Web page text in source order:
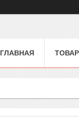
ГЛАВНАЯ